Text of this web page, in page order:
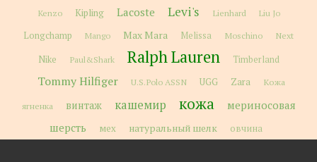
Kenzo Kipling Lacoste Levi's Lienhard Liu Jo
Longchamp Mango Max Mara Melissa Moschino
Next
Nike
Paul&Shark Ralph Lauren Timberland
Tommy Hilfiger U.S.Polo ASSN UGG Zara
Кожа
ягненка
винтаж кашемир кожа
мериносовая
шерсть
мех натуральный шелк овчина